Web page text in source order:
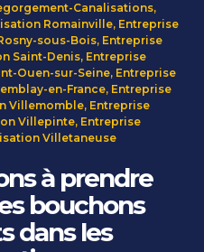
Canalisations,
Romainville, Entreprise
sous-Bois, Entreprise
Saint-Denis, Entreprise
Ouen-sur-Seine, Entreprise
en-France, Entreprise
Villemomble, Entreprise
Villepinte, Entreprise
Villetaneuse
à prendre
bouchons
dans les